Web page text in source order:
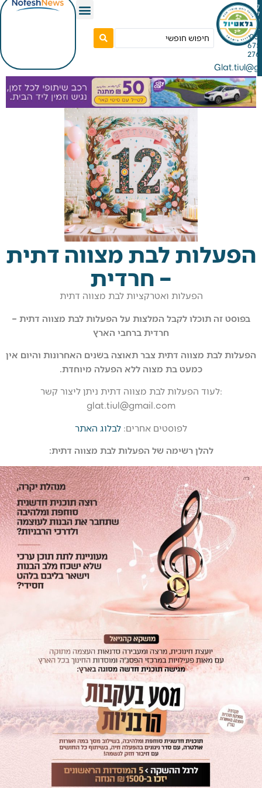
לבת מצווה דתית
– חרדית
הפעלות ואטרקציות לבת מצווה דתית
זה תוכלו לקבל המלצות על הפעלות לבתמצווה דתית –
חרדית ברחבי הארץ
לבת מצווה דתית צבר תאוצה בשנים האחרונות והיום אין
כמעט בת מצוה ללא הפעלה מיוחדת.
לעוד הפעלות לבת מצווה דתית ניתן ליצור קשר:
glat.tiul@gmail.com
לפוסטים אחרים:לבלוג האתר
להלן רשימה של הפעלות לבת מצווה דתית: